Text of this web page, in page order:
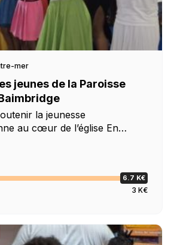
mer
jeunes de la Paroisse
la jeunesse
au cœur de l’église En
saint Jean Bosco, qui, à
[…]
6.7 K€
3 K€